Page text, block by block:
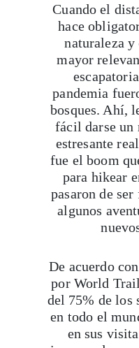
Cuando el
hace
naturaleza
mayor
pandemia
bosques. Ahí,
fácil darse un
estresante
fue el boom
para hikear
pasaron de
algunos
De acuerdo
por World
del 75% de los
en todo el
en sus